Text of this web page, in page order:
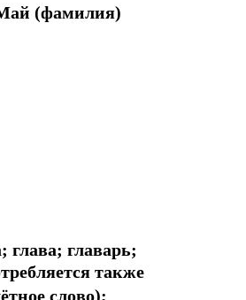
(фамилия)
глава; главарь;
также
слово);